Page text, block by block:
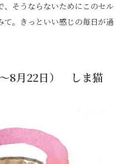
、そうならないためにこのセル
て。きっといい感じの毎日が過
8月22日） しま猫